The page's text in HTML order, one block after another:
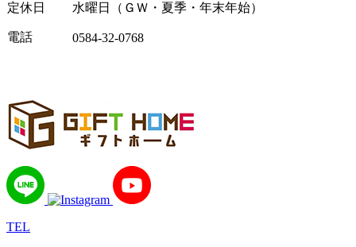
定休日 水曜日（ＧＷ・夏季・年末年始）
電話 0584-32-0768
TEL